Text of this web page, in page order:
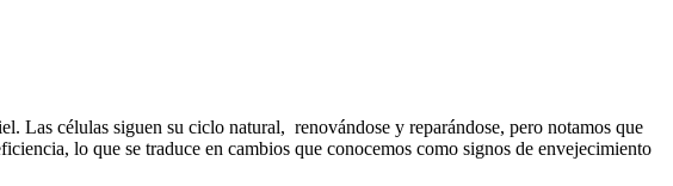
Las células siguen su ciclo natural, renovándose y reparándose, pero notamos que
lo que se traduce en cambios que conocemos como signos de envejecimiento